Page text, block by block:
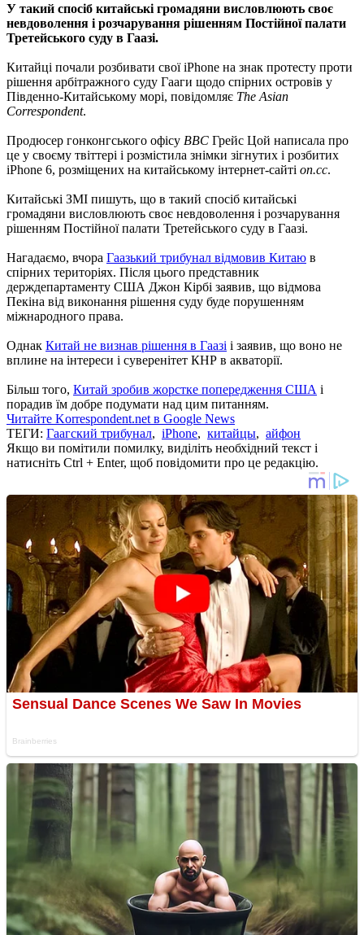
У такий спосіб китайські громадяни висловлюють своє
невдоволення і розчарування рішенням Постійної палати
Третейського суду в Гаазі.
Китайці почали розбивати свої iPhone на знак протесту проти
рішення арбітражного суду Гааги щодо спірних островів у
Південно-Китайському морі, повідомляє The Asian
Correspondent.
Продюсер гонконгського офісу BBC Грейс Цой написала про
це у своєму твіттері і розмістила знімки зігнутих і розбитих
iPhone 6, розміщених на китайському інтернет-сайті on.cc.
Китайські ЗМІ пишуть, що в такий спосіб китайські
громадяни висловлюють своє невдоволення і розчарування
рішенням Постійної палати Третейського суду в Гаазі.
Нагадаємо, вчора Гаазький трибунал відмовив Китаю в
спірних територіях. Після цього представник
держдепартаменту США Джон Кірбі заявив, що відмова
Пекіна від виконання рішення суду буде порушенням
міжнародного права.
Однак Китай не визнав рішення в Гаазі і заявив, що воно не
вплине на інтереси і суверенітет КНР в акваторії.
Більш того, Китай зробив жорстке попередження США і
порадив їм добре подумати над цим питанням.
Читайте Korrespondent.net в Google News
ТЕГИ: Гаагский трибунал, iPhone, китайцы, айфон
Якщо ви помітили помилку, виділіть необхідний текст і
натисніть Ctrl + Enter, щоб повідомити про це редакцію.